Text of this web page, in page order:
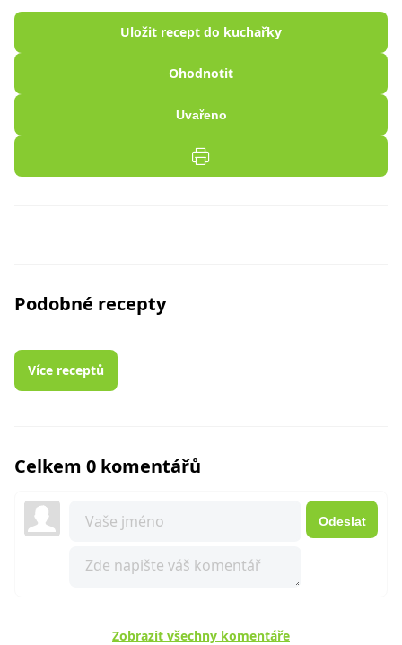
Uložit recept do kuchařky
Ohodnotit
Uvařeno
Podobné recepty
Více receptů
Celkem 0 komentářů
Odeslat
Zobrazit všechny komentáře